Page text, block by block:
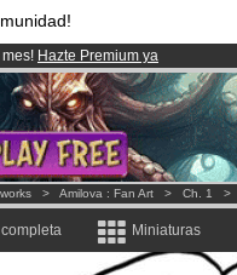
Hazte Premium ya
!.
y Mangas!.
> Amilova : Fan Art > Ch. 1 >
Miniaturas